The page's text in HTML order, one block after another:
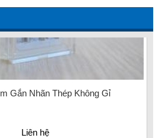
Gắn Nhãn Thép Không Gỉ
Liên hệ